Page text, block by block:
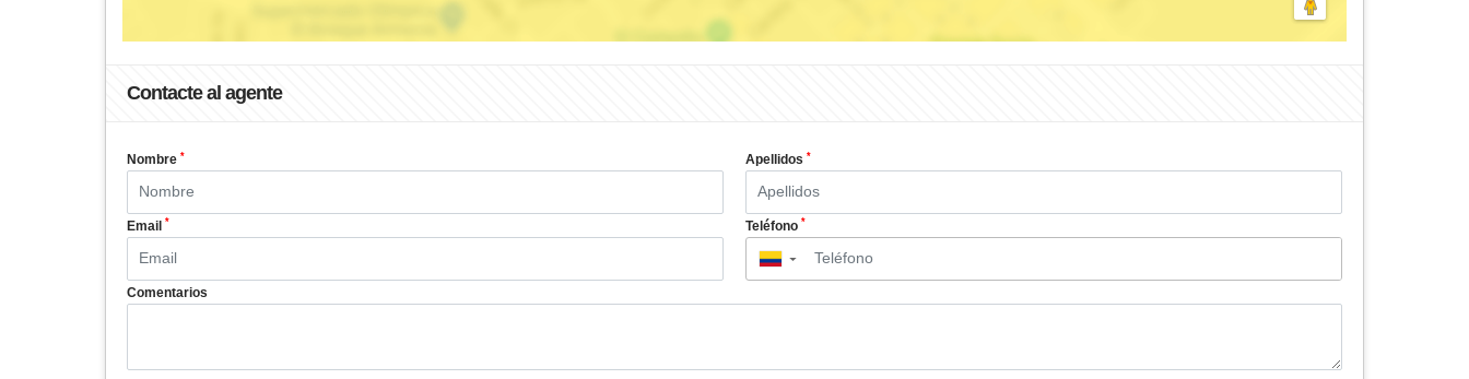
Contacte al agente
Nombre * Apellidos *
Email * Teléfono *
▼
Comentarios